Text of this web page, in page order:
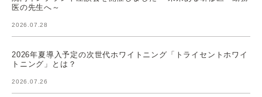
医の先生へ～
2026.07.28
2026年夏導入予定の次世代ホワイトニング「トライセントホワイ
トニング」とは？
2026.07.26